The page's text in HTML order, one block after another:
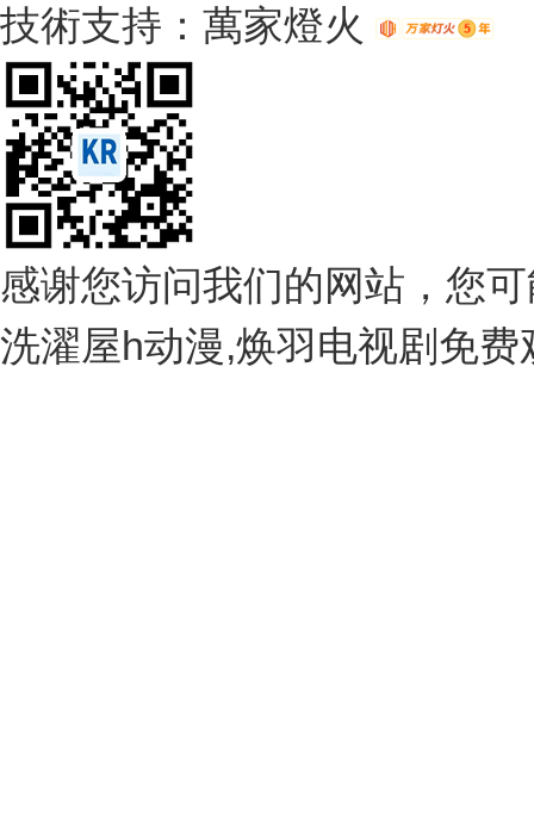
技術支持： 萬家燈火
感谢您访问我们的网站，您
洗濯屋h动漫,焕羽电视剧免